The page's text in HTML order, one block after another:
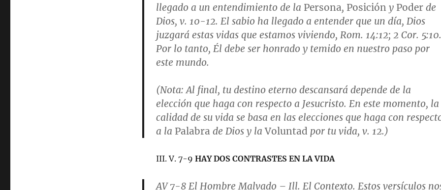
llegado a un entendimiento de la Persona, Posición y Poderde
Dios, v. 10-12. El sabio ha llegado a entender que un día, Dios
juzgará estas vidas que estamos viviendo, Rom. 14:12; 2 Cor. 5:10.
Por lo tanto, Él debe ser honrado y temido en nuestro paso por
este mundo.
(Nota: Al final, tu destino eterno descansará depende de la
elección que haga con respecto a Jesucristo. En este momento, la
calidad de su vida se basa en las elecciones que haga con
a la Palabra de Dios y laVoluntad por tu vida, v. 12.)
III. V. 7-9 HAY DOS CONTRASTES EN LA VIDA
AV 7-8 El Hombre Malvado – Ill. El Contexto. Estos versículos